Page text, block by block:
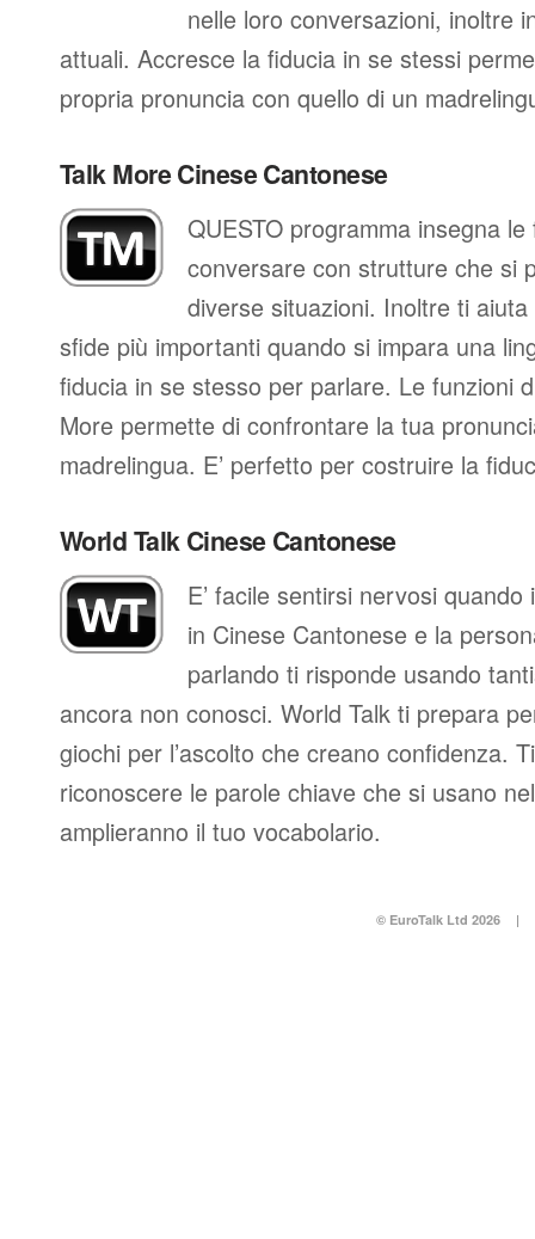
nelle loro conversazioni, inoltre
attuali. Accresce la fiducia in se stessi
propria pronuncia con quello di un
Talk More Cinese Cantonese
QUESTO programma insegna
conversare con strutture che si
diverse situazioni. Inoltre ti
sfide più importanti quando si impara una
fiducia in se stesso per parlare. Le funzioni
More permette di confrontare la tua
madrelingua. E’ perfetto per costruire la
World Talk Cinese Cantonese
E’ facile sentirsi nervosi
in Cinese Cantonese e la
parlando ti risponde usando
ancora non conosci. World Talk ti prepara
giochi per l’ascolto che creano confidenza.
riconoscere le parole chiave che si usano
amplieranno il tuo vocabolario.
© EuroTalk Ltd 2026 |